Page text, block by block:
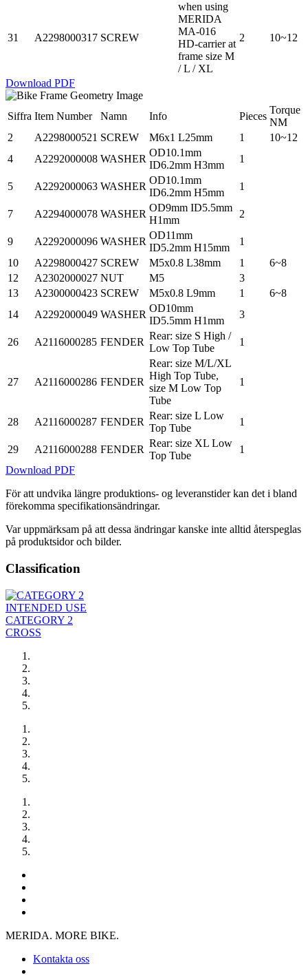
31 A2298000317 SCREW
when using
MERIDA
MA-016
HD-carrier at
frame size M
/ L / XL
2 10~12
Download PDF
Siffra Item Number Namn Info Pieces
Torque
NM
2
A2298000521 SCREW M6x1 L25mm 1
10~12
4
A2292000008 WASHER
OD10.1mm
ID6.2mm H3mm
1
5 A2292000063 WASHER
OD10.1mm
ID6.2mm H5mm
1
7 A2294000078 WASHER
OD9mm ID5.5mm
H1mm
2
9 A2292000096 WASHER
OD11mm
ID5.2mm H15mm
1
10
A2298000427 SCREW M5x0.8 L38mm 1
6~8
12
A2302000027 NUT M5
3
13
A2300000423 SCREW M5x0.8 L9mm 1
6~8
14
A2292000049 WASHER
OD10mm
ID5.5mm H1mm
3
26 A2116000285 FENDER
Rear: size S High /
Low Top Tube
1
27 A2116000286 FENDER
Rear: size M/L/XL
High Top Tube,
size M Low Top
Tube
1
28 A2116000287 FENDER
Rear: size L Low
Top Tube
1
29 A2116000288 FENDER
Rear: size XL Low
Top Tube
1
Download PDF
För att undvika längre produktions- og leveranstider kan det i bland
förekomma specifikationsändringar.
Var uppmärksam på att dessa ändringar kanske inte alltid återspeglas
på produktsidor och bilder.
Classification
INTENDED USE
CATEGORY 2
CROSS
MERIDA. MORE BIKE.
Kontakta oss